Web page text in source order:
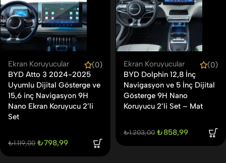
Ekran Koruyucular
(0)
BYD Atto 3 2024-2025
Uyumlu Dijital Gösterge ve
15,6 inç Navigasyon 9H
Nano Ekran Koruyucu 2’li
Set
₺1.119,00 ₺798,99
Ekran Koruyucular
(0)
BYD Dolphin 12,8 İnç
Navigasyon ve 5 İnç Dijital
Gösterge 9H Nano
Koruyucu 2’li Set – Mat
₺1.203,00 ₺858,99